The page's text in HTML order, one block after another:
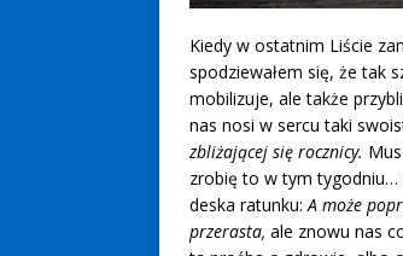
Kiedy w ostatnim Liście
spodziewałem się, że tak
mobilizuje, ale także
nas nosi w sercu taki
zbliżającej się rocznicy.
zrobię to w tym tygodniu…
deska ratunku: A może
przerasta, ale znowu nas